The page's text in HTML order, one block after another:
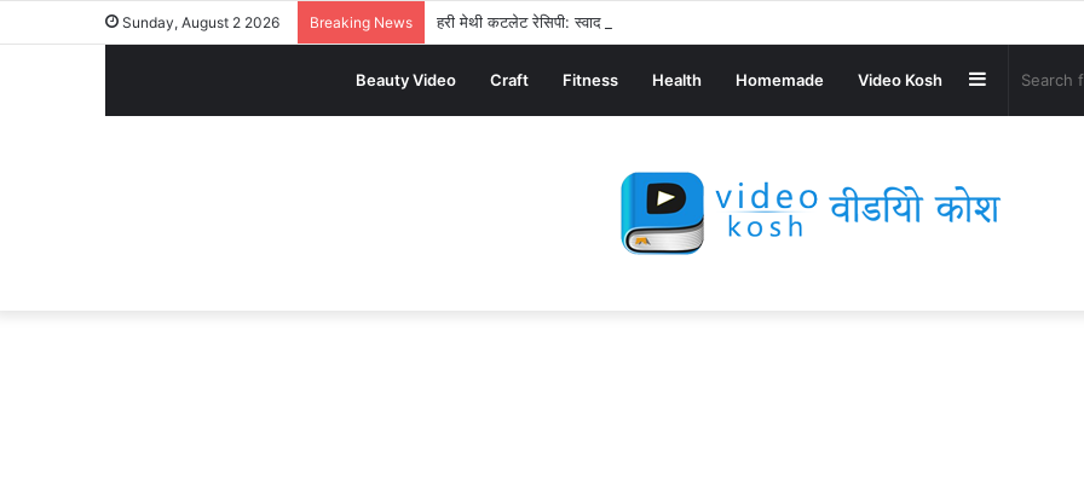
Sunday, August 2 2026 Breaking News हरी मेथी कटलेट रेसिपी: स्वाद से भरपूर और स्वस्थ नाश्ता बनाएं!
Beauty Video Craft Fitness Health Homemade Video Kosh Sidebar